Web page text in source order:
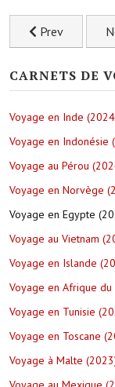
Previous
Prev
CARNETS DE
Voyage en Inde
Voyage en Indonésie
Voyage au Pérou
Voyage en Norvège
Voyage en Egypte
Voyage au Vietnam
Voyage en Islande
Voyage en Afrique du
Voyage en Tunisie
Voyage en Toscane
Voyage à Malte